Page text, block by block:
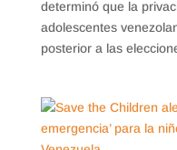
determinó que la
adolescentes
posterior a las